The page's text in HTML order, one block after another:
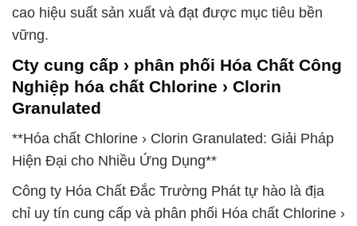
cao hiệu suất sản xuất và đạt được mục tiêu bền
vững.
Cty cung cấp › phân phối Hóa Chất Công
Nghiệp hóa chất Chlorine › Clorin
Granulated
**Hóa chất Chlorine › Clorin Granulated: Giải Pháp
Hiện Đại cho Nhiều Ứng Dụng**
Công ty Hóa Chất Đắc Trường Phát tự hào là địa
chỉ uy tín cung cấp và phân phối Hóa chất Chlorine ›